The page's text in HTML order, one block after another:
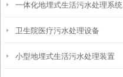
一体化地埋式生活污水处理系统
卫生院医疗污水处理设备
小型地埋式生活污水处理装置